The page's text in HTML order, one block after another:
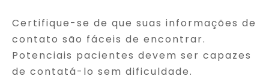
Certifique-se de que suas informações de
contato são fáceis de encontrar.
Potenciais pacientes devem ser capazes
de contatá-lo sem dificuldade.